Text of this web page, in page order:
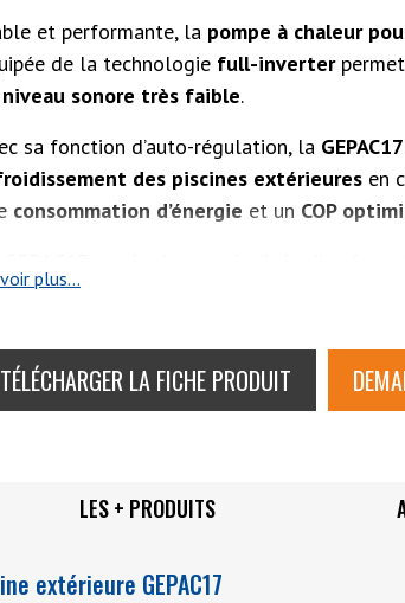
et performante, la pompe à chaleur
de la technologie full-inverter
niveau sonore très faible.
sa fonction d’auto-régulation, la GEPAC17
des piscines extérieures en
consommation d’énergie et un COP
module wifi
plus...
TÉLÉCHARGER LA FICHE PRODUIT
LES + PRODUITS
extérieure GEPAC17